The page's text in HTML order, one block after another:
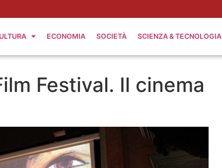
ECONOMIA SOCIETÀ SCIENZA & TECNOLOGIA
Festival. Il cinema